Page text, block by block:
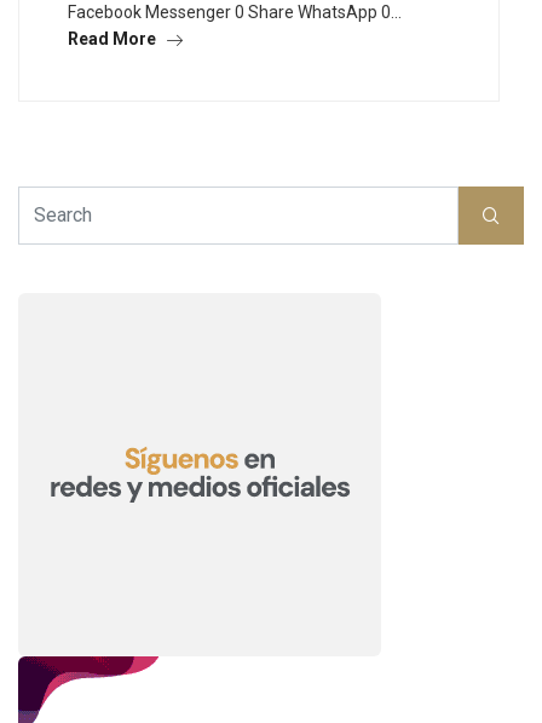
Facebook Messenger 0 Share WhatsApp 0…
Read More